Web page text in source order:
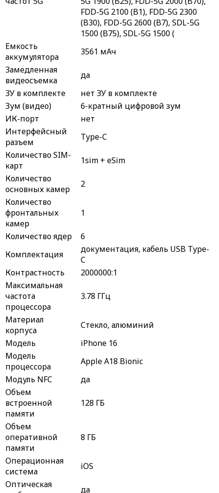
FDD-5G 2100 (B1), FDD-5G 2300
(B30), FDD-5G 2600 (B7), SDL-5G
1500 (B75), SDL-5G 1500 (
Емкость
аккумулятора
3561 мАч
Замедленная
видеосъемка
да
ЗУ в комплекте
нет ЗУ в комплекте
Зум (видео)
6-кратный цифровой зум
ИК-порт
нет
Интерфейсный
разъем
Type-C
Количество SIM-
карт
1sim + eSim
Количество
основных камер
2
Количество
фронтальных
камер
1
Количество ядер
6
Комплектация
документация, кабель USB Type-
C
Контрастность
2000000:1
Максимальная
частота
процессора
3.78 ГГц
Материал
корпуса
Стекло, алюминий
Модель
iPhone 16
Модель
процессора
Apple A18 Bionic
Модуль NFC
да
Объем
встроенной
памяти
128 ГБ
Объем
оперативной
памяти
8 ГБ
Операционная
система
iOS
Оптическая
да